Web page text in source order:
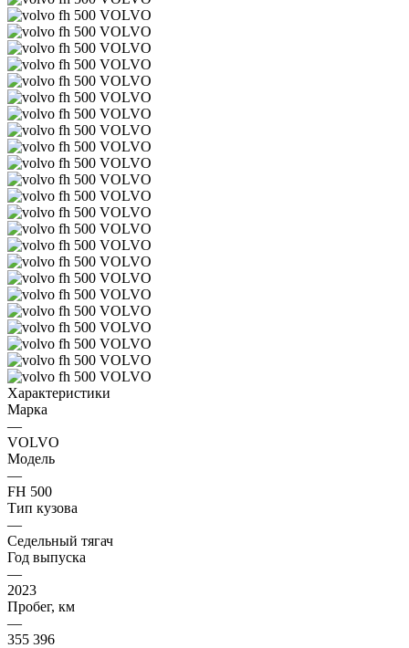
Характеристики
Марка
—
VOLVO
Модель
—
FH 500
Тип кузова
—
Седельный тягач
Год выпуска
—
2023
Пробег, км
—
355 396